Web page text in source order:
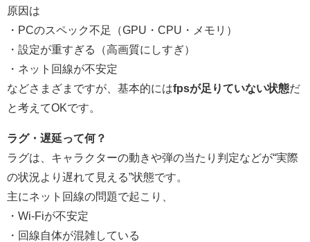
原因は
・PCのスペック不足（GPU・CPU・メモリ）
・設定が重すぎる（高画質にしすぎ）
・ネット回線が不安定
などさまざまですが、基本的にはfpsが足りていない状態だ
と考えてOKです。
ラグ・遅延って何？
ラグは、キャラクターの動きや弾の当たり判定などが“実際
の状況より遅れて見える”状態です。
主にネット回線の問題で起こり、
・Wi-Fiが不安定
・回線自体が混雑している